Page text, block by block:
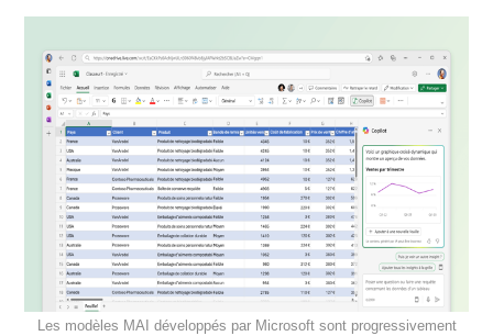
Les modèles MAI développés par Microsoft sont progressivement